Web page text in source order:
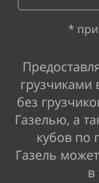
*
без
Газелью, а
кубов по
Газель
в